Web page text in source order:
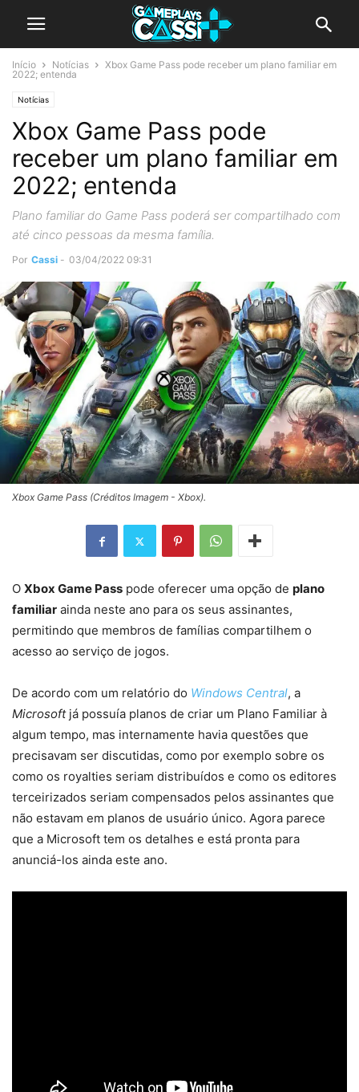
Início Notícias
Xbox Game Pass pode receber um plano familiar em
2022; entenda
Notícias
Xbox Game Pass pode
receber um plano familiar em
2022; entenda
Plano familiar do Game Pass poderá ser compartilhado com
até cinco pessoas da mesma família.
Por Cassi - 03/04/2022 09:31
Xbox Game Pass (Créditos Imagem - Xbox).
O Xbox Game Pass pode oferecer uma opção de plano
familiar ainda neste ano para os seus assinantes,
permitindo que membros de famílias compartilhem o
acesso ao serviço de jogos.
De acordo com um relatório do Windows Central, a
Microsoft já possuía planos de criar um Plano Familiar à
algum tempo, mas internamente havia questões que
precisavam ser discutidas, como por exemplo sobre os
como os royalties seriam distribuídos e como os editores
terceirizados seriam compensados ​​pelos assinantes que
não estavam em planos de usuário único. Agora parece
que a Microsoft tem os detalhes e está pronta para
anunciá-los ainda este ano.